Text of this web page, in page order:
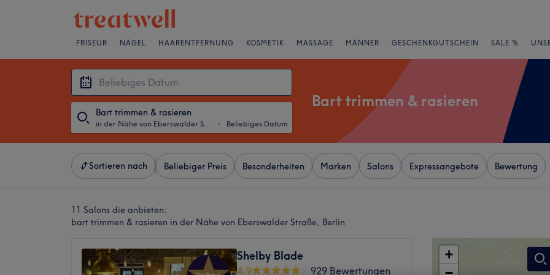
FRISEUR NÄGEL HAARENTFERNUNG KOSMETIK MASSAGE MÄNNER GESCHENKGUTSCHEIN SALE %
Bart trimmen & rasieren
in der Nähe von Eberswalder Straße, Berlin ・ Beliebiges Datum
Bart trimmen & rasieren
Sortieren nach Beliebiger Preis Besonderheiten Marken Salons Expressangebote Bewertung
11 Salons die anbieten:
bart trimmen & rasieren in der Nähe von Eberswalder Straße, Berlin
Shelby Blade
4,9
929 Bewertungen
+